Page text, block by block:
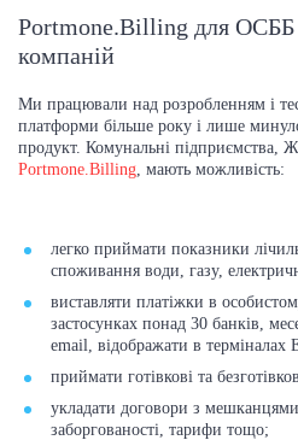
Portmone.Billing для ОСББ
компаній
Ми працювали над розробленням і
платформи більше року і лише
продукт. Комунальні
Portmone.Billing , мають можливість:
легко приймати показники
споживання води, газу,
виставляти платіжки в
застосунках понад 30 банків,
email, відображати в терміналах
приймати готівкові та
укладати договори з
заборгованості, тарифи тощо;